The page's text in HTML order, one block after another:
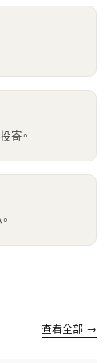
寄。
查看全部 →